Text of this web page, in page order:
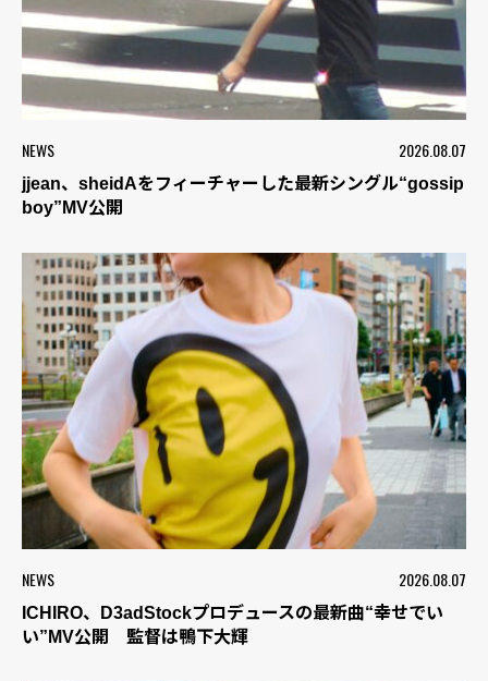
NEWS 2026.08.07
jjean、sheidAをフィーチャーした最新シングル“gossip
boy”MV公開
NEWS 2026.08.07
ICHIRO、D3adStockプロデュースの最新曲“幸せでい
い”MV公開 監督は鴨下大輝